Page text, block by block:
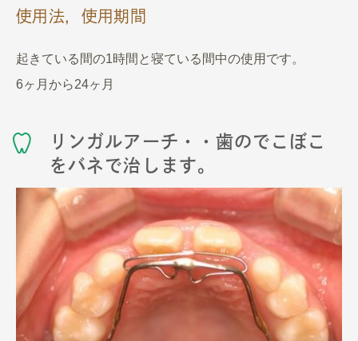
使用法，使用期間
起きている間の1時間と寝ている間中の使用です。
6ヶ月から24ヶ月
リンガルアーチ・・歯のでこぼこ
をバネで治します。